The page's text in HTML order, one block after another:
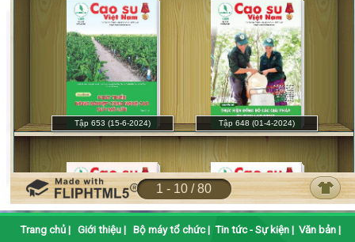
Trang chủ| Giới thiệu| Bộ máy tổ chức| Tin tức - Sự kiện| Văn bản|